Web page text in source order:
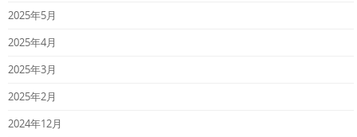
2025年5月
2025年4月
2025年3月
2025年2月
2024年12月